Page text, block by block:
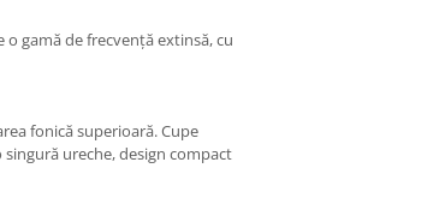
gamă de frecvență extinsă, cu
fonică superioară. Cupe
ureche, design compact